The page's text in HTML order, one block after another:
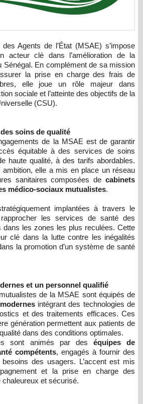
acteur clé dans l’amélioration de la
Sénégal. En complément de sa mission
la prise en charge des frais de
elle joue un rôle majeur dans
sociale et l’atteinte des objectifs de la
(CSU).
soins de qualité
de la MSAE est de garantir
équitable à des services de soins
haute qualité, à des tarifs abordables.
elle a mis en place un réseau
sanitaires composées de cabinets
médico-sociaux mutualistes.
implantées à travers le
les services de santé des
dans les zones les plus reculées. Cette
clé dans la lutte contre les inégalités
la promotion d’un système de santé
et un personnel qualifié
de la MSAE sont équipés de
intégrant des technologies de
et des traitements efficaces. Ces
génération permettent aux patients de
dans des conditions optimales.
sont animés par des équipes de
compétents, engagés à fournir des
des usagers. L’accent est mis
et la prise en charge des
et sécurisé.